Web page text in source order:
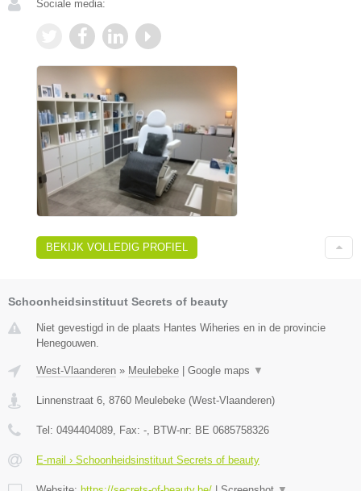
Sociale media:
BEKIJK VOLLEDIG PROFIEL
Schoonheidsinstituut Secrets of beauty
Niet gevestigd in de plaats Hantes Wiheries en in de provincie
Henegouwen.
West-Vlaanderen » Meulebeke | Google maps ▼
Linnenstraat 6 8760 Meulebeke (West-Vlaanderen)
Tel: 0494404089 , Fax: - , BTW-nr: BE 0685758326
E-mail › Schoonheidsinstituut Secrets of beauty